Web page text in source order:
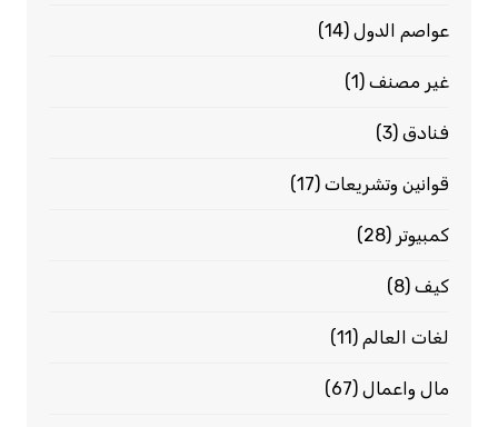
عواصم الدول(14)
غير مصنف(1)
فنادق(3)
قوانين وتشريعات(17)
كمبيوتر (28)
كيف(8)
لغات العالم (11)
مال واعمال(67)